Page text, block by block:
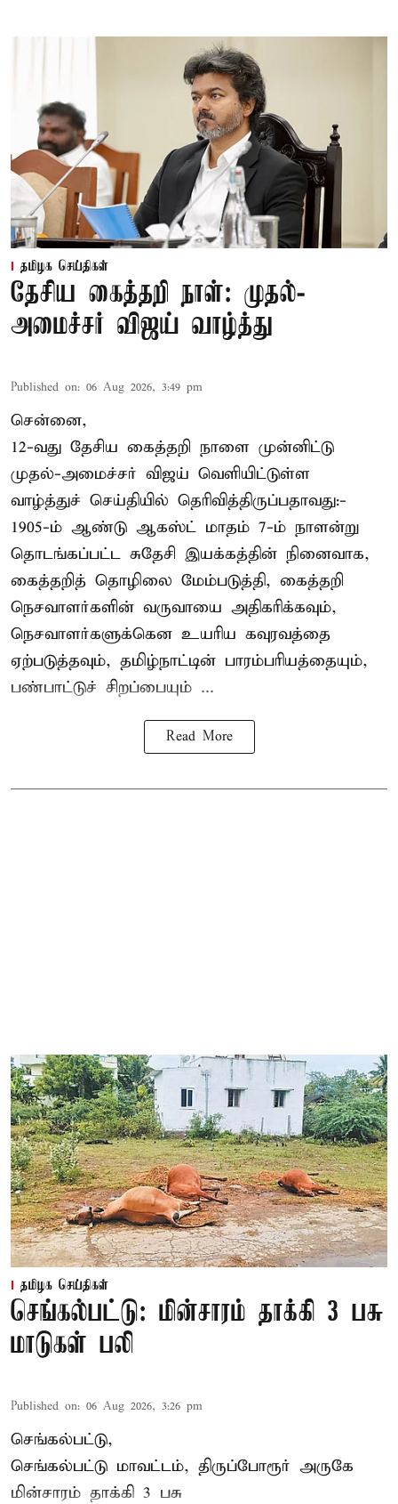
தமிழக செய்திகள்
தேசிய கைத்தறி நாள்: முதல்-
அமைச்சர் விஜய் வாழ்த்து
Published on: 06 Aug 2026, 3:49 pm
சென்னை,
12-வது தேசிய கைத்தறி நாளை முன்னிட்டு
முதல்-அமைச்சர் விஜய் வெளியிட்டுள்ள
வாழ்த்துச் செய்தியில் தெரிவித்திருப்பதாவது:-
1905-ம் ஆண்டு ஆகஸ்ட் மாதம் 7-ம் நாளன்று
தொடங்கப்பட்ட சுதேசி இயக்கத்தின் நினைவாக,
கைத்தறித் தொழிலை மேம்படுத்தி, கைத்தறி
நெசவாளர்களின் வருவாயை அதிகரிக்கவும்,
நெசவாளர்களுக்கென உயரிய கவுரவத்தை
ஏற்படுத்தவும், தமிழ்நாட்டின் பாரம்பரியத்தையும்,
பண்பாட்டுச் சிறப்பையும் ...
Read More
தமிழக செய்திகள்
செங்கல்பட்டு: மின்சாரம் தாக்கி 3 பசு
மாடுகள் பலி
Published on: 06 Aug 2026, 3:26 pm
செங்கல்பட்டு,
செங்கல்பட்டு மாவட்டம், திருப்போரூர் அருகே
மின்சாரம் தாக்கி 3 பசு